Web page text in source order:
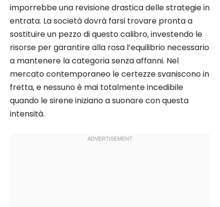
imporrebbe una revisione drastica delle strategie in
entrata. La società dovrà farsi trovare pronta a
sostituire un pezzo di questo calibro, investendo le
risorse per garantire alla rosa l’equilibrio necessario
a mantenere la categoria senza affanni. Nel
mercato contemporaneo le certezze svaniscono in
fretta, e nessuno è mai totalmente incedibile
quando le sirene iniziano a suonare con questa
intensità.